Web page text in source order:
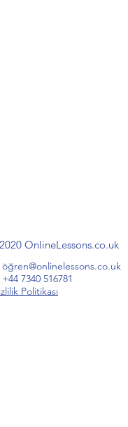
OnlineLessons.co.uk
öğren@onlinelessons.co.uk
+44 7340 516781
Politikası